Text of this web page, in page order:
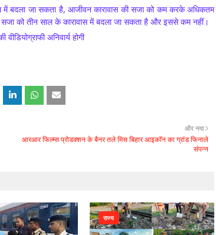
बदला जा सकता है, आजीवन कारावास की सजा को कम करके अधिकतम
को तीन साल के कारावास में बदला जा सकता है और इससे कम नहीं।
अनिवार्य होगी
और नया
आरआर फिल्म्स प्रोडक्शन के बैनर तले मिस बिहार आइकॉन का ग्रांड फिनाले
संपन्न
राज्य